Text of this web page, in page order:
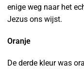
enige weg naar het
Jezus ons wijst.
Oranje
De derde kleur was